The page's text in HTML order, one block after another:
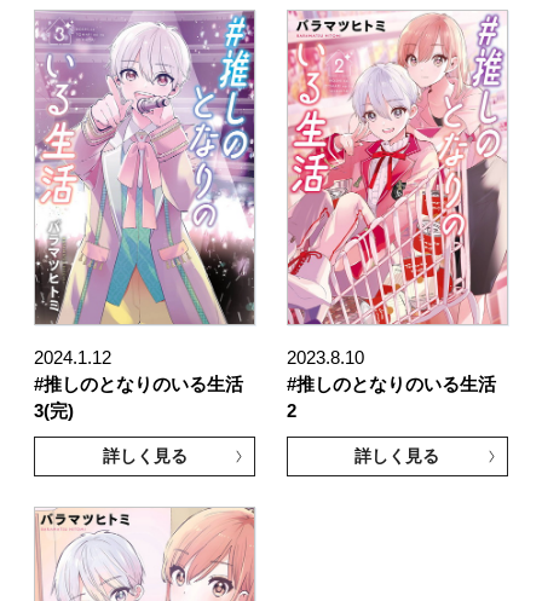
2024.1.12
#推しのとなりのいる生活
3(完)
詳しく見る
2023.8.10
#推しのとなりのいる生活
2
詳しく見る